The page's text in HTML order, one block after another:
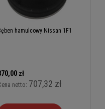
hamulcowy Nissan 1F1
zł
netto: 707,32 zł